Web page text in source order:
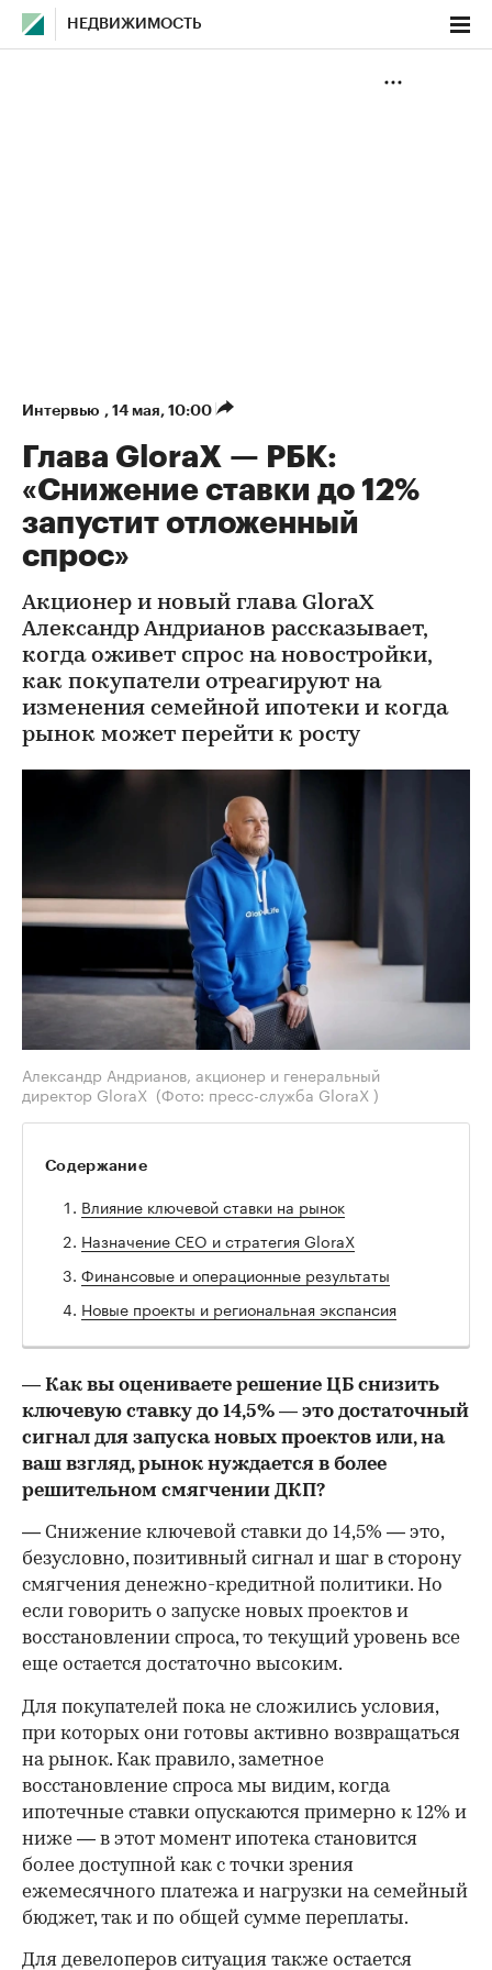
НЕДВИЖИМОСТЬ
Интервью , 14 мая, 10:00
Глава GloraX — РБК:
«Снижение ставки до 12%
запустит отложенный
спрос»
Акционер и новый глава GloraX
Александр Андрианов рассказывает,
когда оживет спрос на новостройки,
как покупатели отреагируют на
изменения семейной ипотеки и когда
рынок может перейти к росту
Александр Андрианов, акционер и генеральный
директор GloraX (Фото: пресс-служба GloraX )
Содержание
Влияние ключевой ставки на рынок
Назначение CEO и стратегия GloraX
Финансовые и операционные результаты
Новые проекты и региональная экспансия
— Как вы оцениваете решение ЦБ снизить
ключевую ставку до 14,5% — это достаточный
сигнал для запуска новых проектов или, на
ваш взгляд, рынок нуждается в более
решительном смягчении ДКП?
— Снижение ключевой ставки до 14,5% — это,
безусловно, позитивный сигнал и шаг в сторону
смягчения денежно-кредитной политики. Но
если говорить о запуске новых проектов и
восстановлении спроса, то текущий уровень все
еще остается достаточно высоким.
Для покупателей пока не сложились условия,
при которых они готовы активно возвращаться
на рынок. Как правило, заметное
восстановление спроса мы видим, когда
ипотечные ставки опускаются примерно к 12% и
ниже — в этот момент ипотека становится
более доступной как с точки зрения
ежемесячного платежа и нагрузки на семейный
бюджет, так и по общей сумме переплаты.
Для девелоперов ситуация также остается